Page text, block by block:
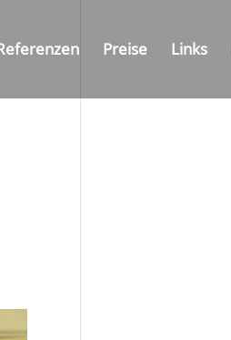
Preise Links